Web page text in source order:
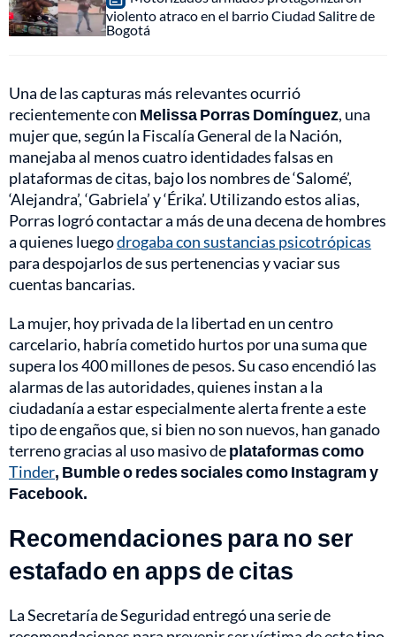
violento atraco en el barrio Ciudad Salitre de
Bogotá
Una de las capturas más relevantes ocurrió
recientemente con Melissa Porras Domínguez, una
mujer que, según la Fiscalía General de la Nación,
manejaba al menos cuatro identidades falsas en
plataformas de citas, bajo los nombres de ‘Salomé’,
‘Alejandra’, ‘Gabriela’ y ‘Érika’. Utilizando estos alias,
Porras logró contactar a más de una decena de hombres
a quienes luegodrogaba con sustancias psicotrópicas
para despojarlos de sus pertenencias y vaciar sus
cuentas bancarias.
La mujer, hoy privada de la libertad en un centro
carcelario, habría cometido hurtos por una suma que
supera los 400 millones de pesos. Su caso encendió las
alarmas de las autoridades, quienes instan a la
ciudadanía a estar especialmente alerta frente a este
tipo de engaños que, si bien no son nuevos, han ganado
terreno gracias al uso masivo deplataformas como
Tinder, Bumble o redes sociales como Instagram y
Facebook.
Recomendaciones para no ser
estafado en apps de citas
La Secretaría de Seguridad entregó una serie de